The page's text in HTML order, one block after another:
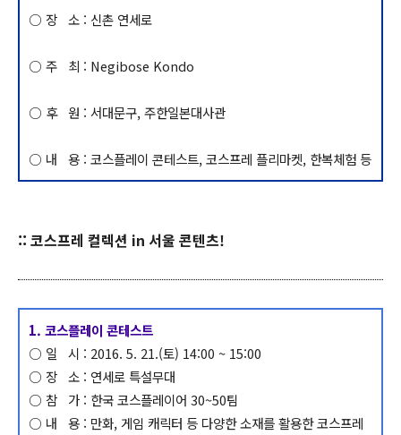
○ 장 소 : 신촌 연세로
○ 주 최 : Negibose Kondo
○ 후 원 : 서대문구, 주한일본대사관
○ 내 용 : 코스플레이 콘테스트, 코스프레 플리마켓, 한복체험 등
:: 코스프레 컬렉션 in 서울 콘텐츠!
1. 코스플레이 콘테스트
○ 일 시 : 2016. 5. 21.(토) 14:00 ~ 15:00
○ 장 소 : 연세로 특설무대
○ 참 가 : 한국 코스플레이어 30~50팀
○ 내 용 : 만화, 게임 캐릭터 등 다양한 소재를 활용한 코스프레